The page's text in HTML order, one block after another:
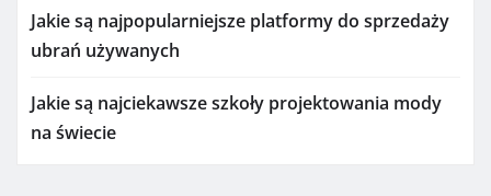
Jakie są najpopularniejsze platformy do sprzedaży
ubrań używanych
Jakie są najciekawsze szkoły projektowania mody
na świecie